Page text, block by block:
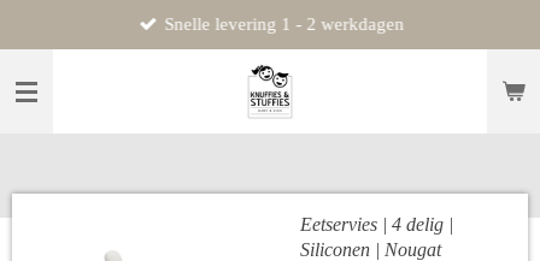
direct
naar
Snelle levering 1 - 2 werkdagen
Eetservies | 4 delig |
Siliconen | Nougat